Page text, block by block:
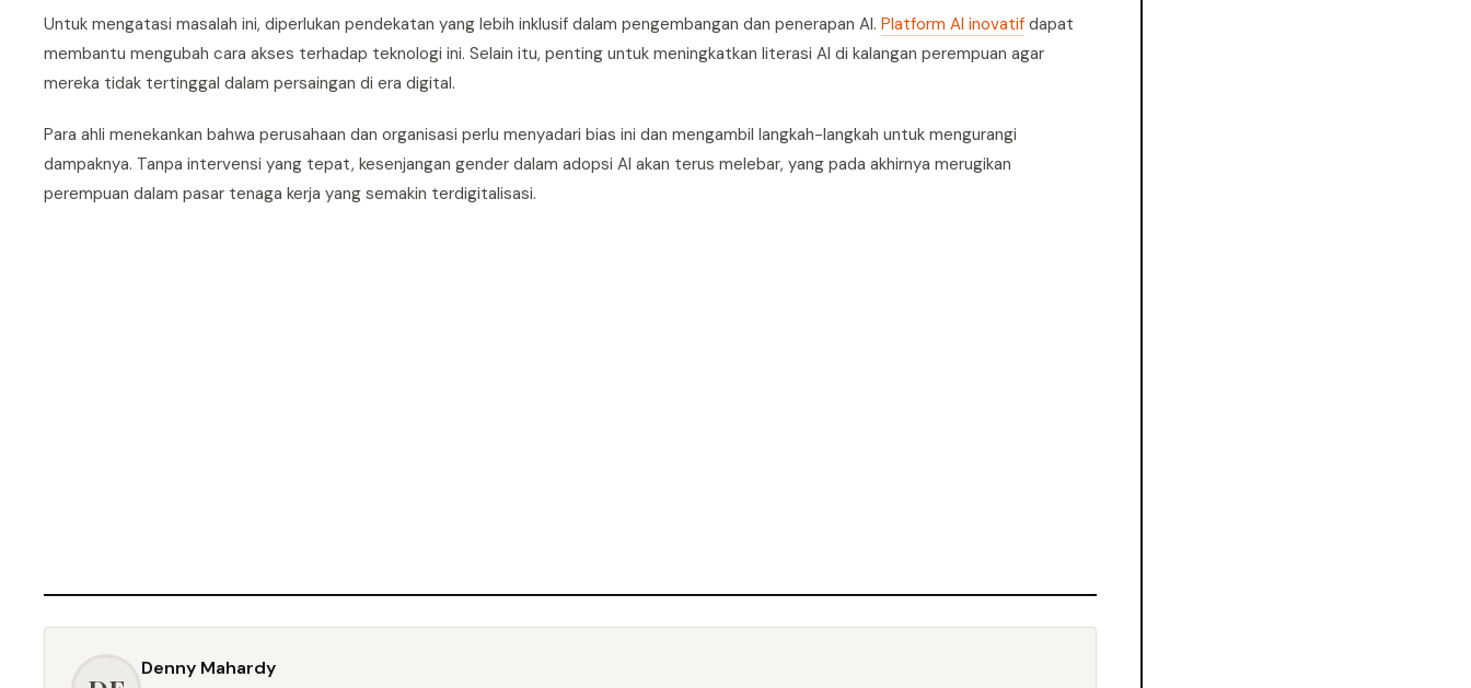
Untuk mengatasi masalah ini, diperlukan pendekatan yang lebih inklusif dalam pengembangan dan penerapan AI. Platform AI inovatif dapat
membantu mengubah cara akses terhadap teknologi ini. Selain itu, penting untuk meningkatkan literasi AI di kalangan perempuan agar
mereka tidak tertinggal dalam persaingan di era digital.
Para ahli menekankan bahwa perusahaan dan organisasi perlu menyadari bias ini dan mengambil langkah-langkah untuk mengurangi
dampaknya. Tanpa intervensi yang tepat, kesenjangan gender dalam adopsi AI akan terus melebar, yang pada akhirnya merugikan
perempuan dalam pasar tenaga kerja yang semakin terdigitalisasi.
Denny Mahardy